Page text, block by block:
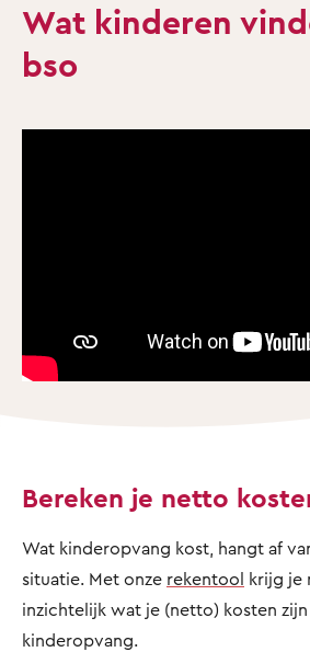
Wat kinderen
bso
Bereken je netto
Wat kinderopvang kost, hangt af
situatie. Met onze rekentool krijg je
inzichtelijk wat je (netto) kosten
kinderopvang.